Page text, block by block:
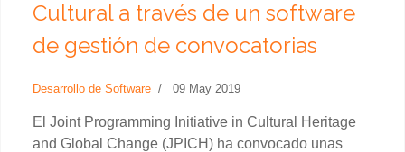
Cultural a través de un software
de gestión de convocatorias
Desarrollo de Software 09 May 2019
El Joint Programming Initiative in Cultural Heritage
and Global Change (JPICH) ha convocado unas